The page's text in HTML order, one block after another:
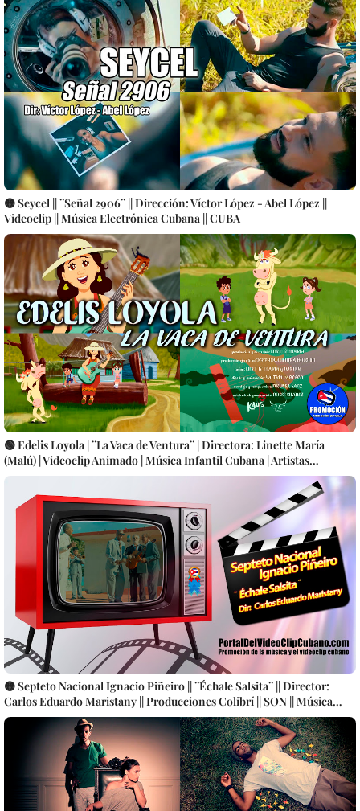
🟡 Seycel || ¨Señal 2906¨ || Dirección: Víctor López - Abel López ||
Videoclip || Música Electrónica Cubana || CUBA
🟢 Edelis Loyola | ¨La Vaca de Ventura¨ | Directora: Linette María
(Malú) | Videoclip Animado | Música Infantil Cubana | Artistas
Cubanos | CUBA
🟡 Septeto Nacional Ignacio Piñeiro || ¨Échale Salsita¨ || Director:
Carlos Eduardo Maristany || Producciones Colibrí || SON || Música
Tradicional Cubana || Videoclip || CUBA